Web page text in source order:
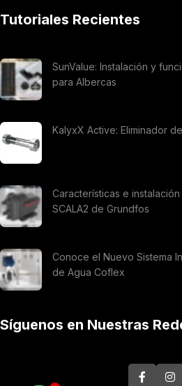
Tutoriales Recientes
SunValue: Instalación y
para Albercas
KalyxX Active: Eliminador
Características e
SCALA2 de Grundfos
Conoce el Nuevo Sistema
de Agua Coflex
Síguenos en Nuestras